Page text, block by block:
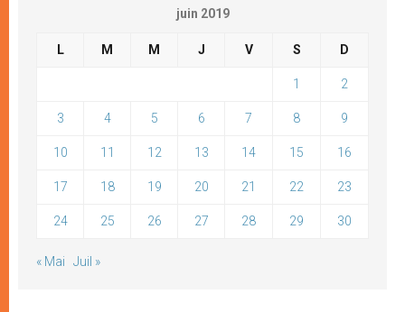
juin 2019
L M M J V S D
1 2
3 4 5 6 7 8 9
10 11 12 13 14 15 16
17 18 19 20 21 22 23
24 25 26 27 28 29 30
« Mai Juil »